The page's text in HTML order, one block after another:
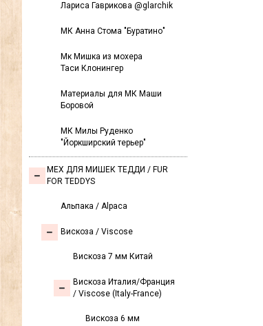
Лариса Гаврикова @glarchik
МК Анна Стома "Буратино"
Мк Мишка из мохера
Таси Клонингер
Материалы для МК Маши
Боровой
МК Милы Руденко
"Йоркширский терьер"
МЕХ ДЛЯ МИШЕК ТЕДДИ / FUR
FOR TEDDYS
Альпака / Alpaca
Вискоза / Viscose
Вискоза 7 мм Китай
Вискоза Италия/Франция
/ Viscose (Italy-France)
Вискоза 6 мм